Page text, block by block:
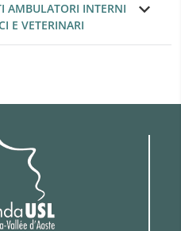
AMBULATORI INTERNI
E VETERINARI